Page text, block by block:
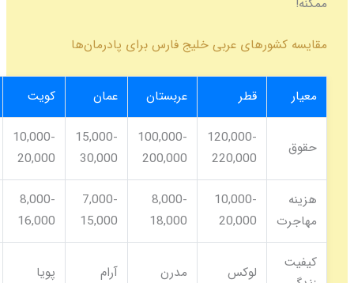
عربی خلیج فارس برای پادرمان‌ها
عربستان عمان کویت بحرین
220,000
100,000-
200,000
15,000-
30,000
10,000-
20,000
5,000-
12,000
10,000-
20,000
8,000-
18,000
7,000-
15,000
8,000-
16,000
7,000-
14,000
لوکس مدرن آرام مقرون‌به‌صرفه